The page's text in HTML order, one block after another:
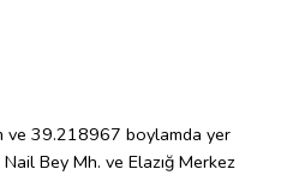
39.218967 boylamda yer
Bey Mh. ve Elazığ Merkez